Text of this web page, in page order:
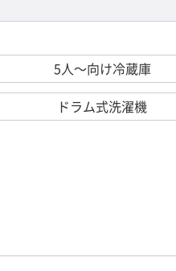
5人～向け冷蔵庫
ドラム式洗濯機